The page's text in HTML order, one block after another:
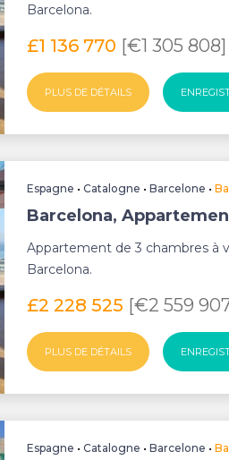
Barcelona.
£1 136 770 [€1 305 808]
PLUS DE DÉTAILS
Espagne •Catalogne •Barcelone •
Barcelona,
Appartement de 3 chambres à
Barcelona.
£2 228 525 [€2 559
PLUS DE DÉTAILS
Espagne •Catalogne •Barcelone •